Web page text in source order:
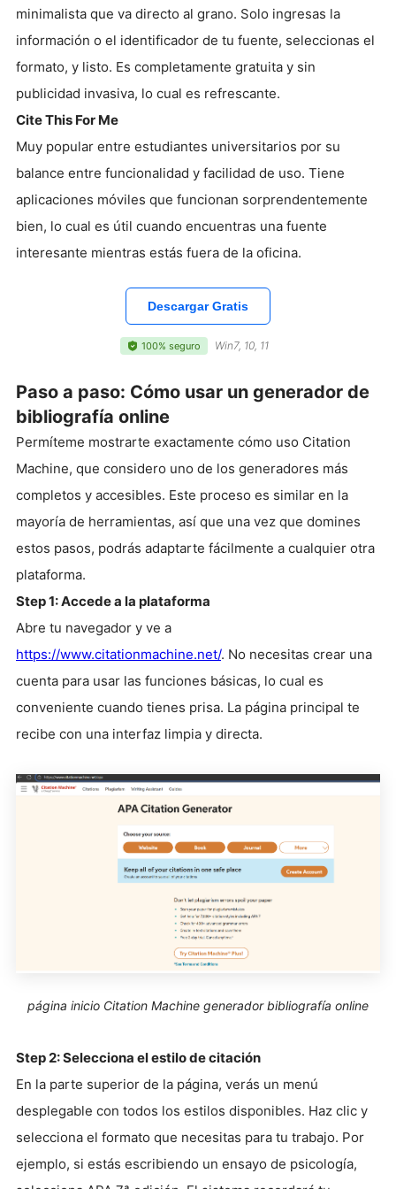
minimalista que va directo al grano. Solo ingresas la
información o el identificador de tu fuente, seleccionas el
formato, y listo. Es completamente gratuita y sin
publicidad invasiva, lo cual es refrescante.
Cite This For Me
Muy popular entre estudiantes universitarios por su
balance entre funcionalidad y facilidad de uso. Tiene
aplicaciones móviles que funcionan sorprendentemente
bien, lo cual es útil cuando encuentras una fuente
interesante mientras estás fuera de la oficina.
Descargar Gratis
100% seguro Win7, 10, 11
Paso a paso: Cómo usar un generador de
bibliografía online
Permíteme mostrarte exactamente cómo uso Citation
Machine, que considero uno de los generadores más
completos y accesibles. Este proceso es similar en la
mayoría de herramientas, así que una vez que domines
estos pasos, podrás adaptarte fácilmente a cualquier otra
plataforma.
Step 1: Accede a la plataforma
Abre tu navegador y ve a
https://www.citationmachine.net/. No necesitas crear una
cuenta para usar las funciones básicas, lo cual es
conveniente cuando tienes prisa. La página principal te
recibe con una interfaz limpia y directa.
página inicio Citation Machine generador bibliografía online
Step 2: Selecciona el estilo de citación
En la parte superior de la página, verás un menú
desplegable con todos los estilos disponibles. Haz clic y
selecciona el formato que necesitas para tu trabajo. Por
ejemplo, si estás escribiendo un ensayo de psicología,